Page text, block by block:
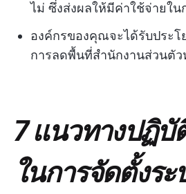
ไม่ ซึ่งส่งผลให้มีค่าใช้จ่ายใน
องค์กรของคุณจะได้รับประโ
การลดพื้นที่สำนักงานส่วนตัว
7 แนวทางปฏิ
ในการจัดตั้งร